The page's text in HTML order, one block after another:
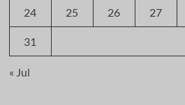
24 25 26 27
31
« Jul